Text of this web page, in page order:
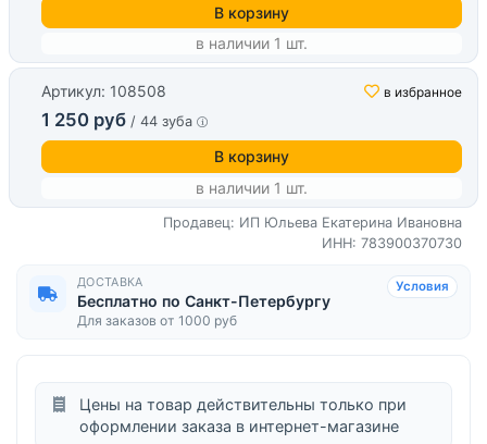
В корзину
в наличии 1 шт.
Артикул: 108508 в избранное
1 250 руб / 44 зуба
В корзину
в наличии 1 шт.
Продавец: ИП Юльева Екатерина Ивановна
ИНН: 783900370730
ДОСТАВКА
Бесплатно по Санкт-Петербургу
Для заказов от 1000 руб
Условия
Цены на товар действительны только при
оформлении заказа в интернет-магазине